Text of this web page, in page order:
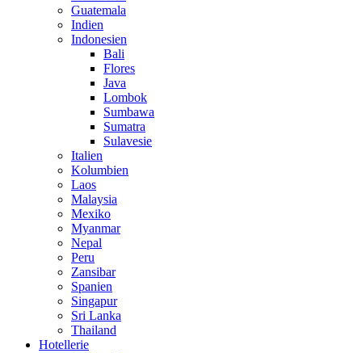
Guatemala
Indien
Indonesien
Bali
Flores
Java
Lombok
Sumbawa
Sumatra
Sulavesie
Italien
Kolumbien
Laos
Malaysia
Mexiko
Myanmar
Nepal
Peru
Zansibar
Spanien
Singapur
Sri Lanka
Thailand
Hotellerie